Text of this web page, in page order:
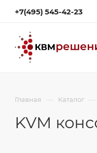
+7(495) 545-42-23
Главная — Каталог —
KVM